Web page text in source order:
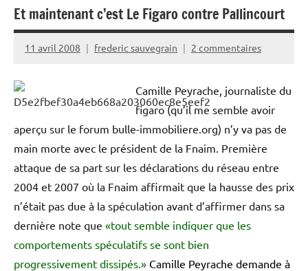
Et maintenant c’est Le Figaro contre Pallincourt
11 avril 2008 frederic sauvegrain 2 commentaires
Camille Peyrache, journaliste du
figaro (qu’il me semble avoir
aperçu sur le forum bulle-immobiliere.org) n’y va pas de
main morte avec le président de la Fnaim. Première
attaque de sa part sur les déclarations du réseau entre
2004 et 2007 où la Fnaim affirmait que la hausse des prix
n’était pas due à la spéculation avant d’affirmer dans sa
dernière note que «tout semble indiquer que les
comportements spéculatifs se sont bien
progressivement dissipés.» Camille Peyrache demande à